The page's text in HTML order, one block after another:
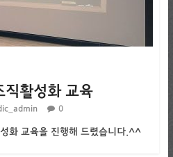
직활성화 교육
0
화 교육을 진행해 드렸습니다.^^